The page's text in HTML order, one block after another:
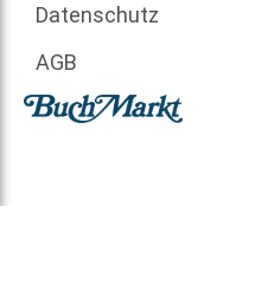
Datenschutz
AGB